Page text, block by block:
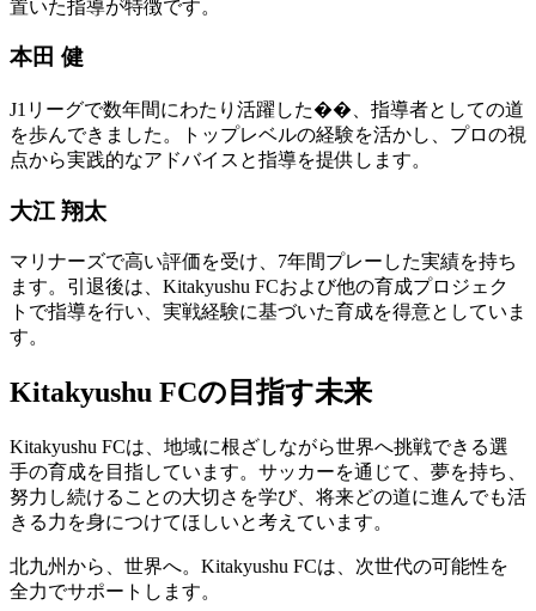
置いた指導が特徴です。
本田 健
J1リーグで数年間にわたり活躍した��、指導者としての道
を歩んできました。トップレベルの経験を活かし、プロの視
点から実践的なアドバイスと指導を提供します。
大江 翔太
マリナーズで高い評価を受け、7年間プレーした実績を持ち
ます。引退後は、Kitakyushu FCおよび他の育成プロジェク
トで指導を行い、実戦経験に基づいた育成を得意としていま
す。
Kitakyushu FCの目指す未来
Kitakyushu FCは、地域に根ざしながら世界へ挑戦できる選
手の育成を目指しています。サッカーを通じて、夢を持ち、
努力し続けることの大切さを学び、将来どの道に進んでも活
きる力を身につけてほしいと考えています。
北九州から、世界へ。Kitakyushu FCは、次世代の可能性を
全力でサポートします。